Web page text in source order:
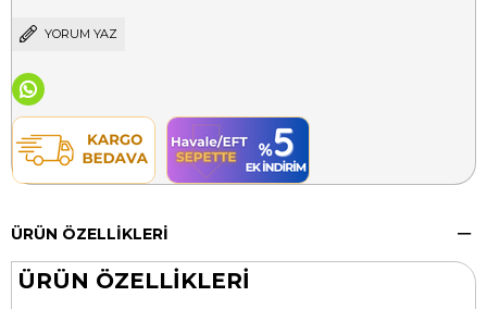
YORUM YAZ
ÜRÜN ÖZELLIKLERI
ÜRÜN ÖZELLİKLERİ